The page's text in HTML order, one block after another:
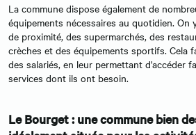
La commune dispose également de
équipements nécessaires au quotidien. On
de proximité, des supermarchés, des
crèches et des équipements sportifs. Cela
des salariés, en leur permettant d'accéder
services dont ils ont besoin.
Le Bourget : une commune bien